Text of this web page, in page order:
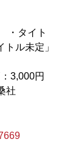
・タイト
ル未定」
3,000円
社